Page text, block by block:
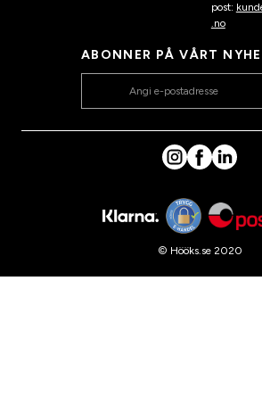
post:
.no
ABONNER PÅ VÅRT
© Hööks.se 2020